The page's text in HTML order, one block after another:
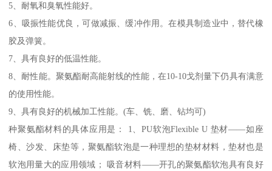
5、耐氧和臭氧性能好。
6、吸振性能优良，可做减振、缓冲作用。在模具制造业中，替代橡
胶及弹簧。
7、具有良好的低温性能。
8、耐性能。聚氨酯耐高能射线的性能，在10-10戈剂量下仍具有满意
的使用性能。
9、具有良好的机械加工性能。(车、铣、磨、钻均可)
种聚氨酯材料的具体应用是： 1、PU软泡Flexible U 垫材——如座
椅、沙发、床垫等，聚氨酯软泡是一种理想的垫材材料，垫材也是
软泡用量大的应用领域； 吸音材料——开孔的聚氨酯软泡具有良好